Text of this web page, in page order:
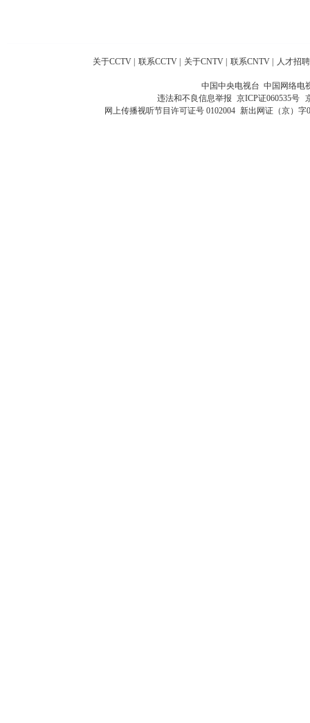
关于CCTV 联系CCTV 关于CNTV 联系CNTV 人才招聘
中国中央电视台 中国网络电
违法和不良信息举报 京ICP证060535号
网上传播视听节目许可证号 0102004 新出网证（京）